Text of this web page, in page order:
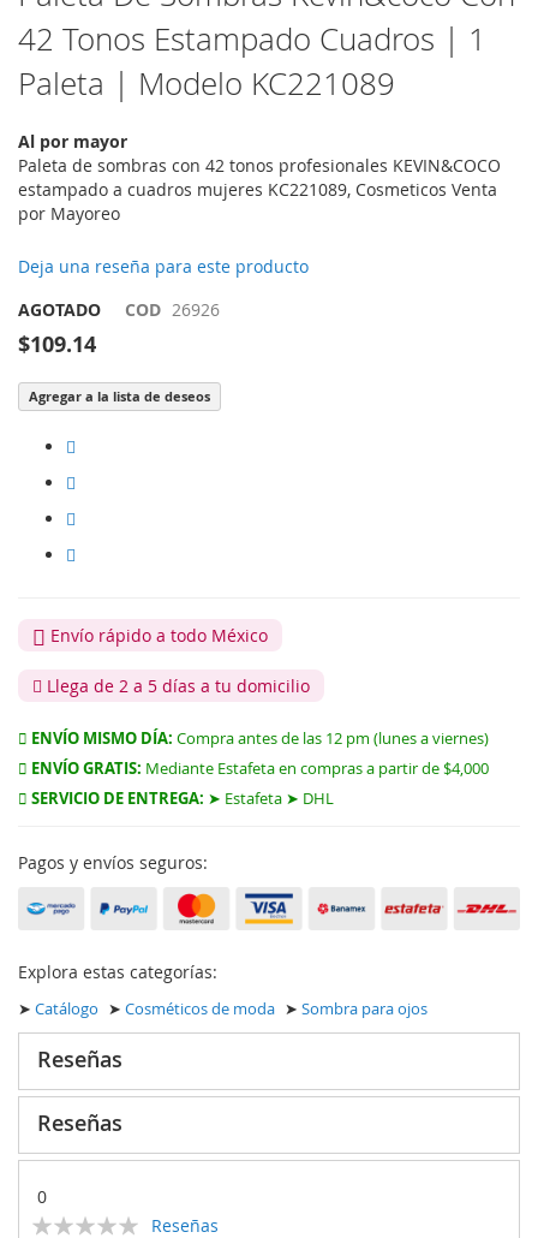
al
comienzo
de
la
imágenes
42 Tonos Estampado Cuadros | 1
Paleta | Modelo KC221089
Al por mayor
Paleta de sombras con 42 tonos profesionales KEVIN&COCO
estampado a cuadros mujeres KC221089, Cosmeticos Venta
por Mayoreo
Deja una reseña para este producto
AGOTADO
COD 26926
$109.14
Agregar a la lista de deseos
Envío rápido a todo México
Llega de 2 a 5 días a tu domicilio
ENVÍO MISMO DÍA: Compra antes de las 12 pm (lunes a viernes)
ENVÍO GRATIS: Mediante Estafeta en compras a partir de $4,000
SERVICIO DE ENTREGA: ➤ Estafeta ➤ DHL
Pagos y envíos seguros:
Explora estas categorías:
➤ Catálogo ➤ Cosméticos de moda ➤ Sombra para ojos
Reseñas
Reseñas
0
Calificación:
Reseñas